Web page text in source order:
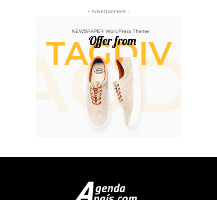
- Advertisement -